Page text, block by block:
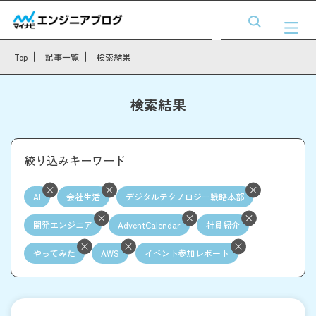
Top 記事一覧 検索結果
検索結果
絞り込みキーワード
AI 会社生活 デジタルテクノロジー戦略本部
開発エンジニア AdventCalendar 社員紹介
やってみた AWS イベント参加レポート